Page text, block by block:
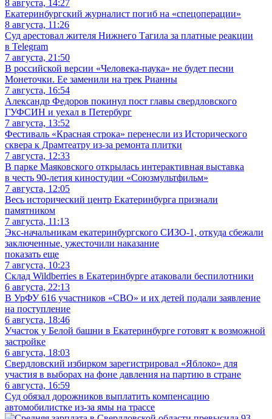
8 августа, 14:27
Екатеринбургский журналист погиб на «спецоперации»
8 августа, 11:26
Суд арестовал жителя Нижнего Тагила за платные реакции
в Telegram
7 августа, 21:50
В российской версии «Человека-паука» не будет песни
Монеточки. Ее заменили на трек Рианны
7 августа, 16:54
Александр Федоров покинул пост главы свердловского
ГУФСИН и уехал в Петербург
7 августа, 13:52
Фестиваль «Красная строка» перенесли из Исторического
сквера к Драмтеатру из-за ремонта плитки
7 августа, 12:33
В парке Маяковского открылась интерактивная выставка
в честь 90-летия киностудии «Союзмультфильм»
7 августа, 12:05
Весь исторический центр Екатеринбурга признали
памятником
7 августа, 11:13
Экс-начальникам екатеринбургского СИЗО-1, откуда сбежали
заключенные, ужесточили наказание
показать еще
7 августа, 10:23
Склад Wildberries в Екатеринбурге атаковали беспилотники
6 августа, 22:13
В УрФУ 616 участников «СВО» и их детей подали заявление
на поступление
6 августа, 18:46
Участок у Белой башни в Екатеринбурге готовят к возможной
застройке
6 августа, 18:03
Свердловский избирком зарегистрировал «Яблоко» для
участия в выборах на фоне давления на партию в стране
6 августа, 16:59
Суд обязал дорожников выплатить компенсацию
автомобилистке из-за ямы на трассе